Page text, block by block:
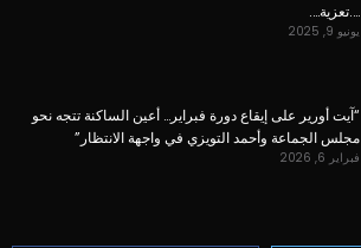
….تعزية….
يونيو 9, 2025
“آيت أورير على إيقاع دورة فبراير… أعين الساكنة تتجه نحو
مجلس الجماعة وأحمد التويزي في واجهة الانتظار”
فبراير 6, 2026